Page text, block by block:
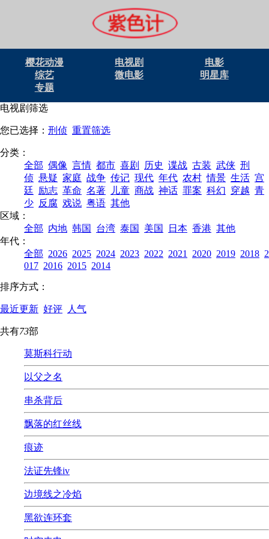
樱花动漫 电视剧
电影
综艺
微电影
明星库
专题
电视剧筛选
您已选择： 刑侦 重置筛选
分类：
全部 偶像 言情 都市 喜剧 历史 谍战 古装 武侠 刑
侦 悬疑 家庭 战争 传记 现代 年代 农村 情景 生活 宫
廷 励志 革命 名著 儿童 商战 神话 罪案 科幻 穿越 青
少 反腐 戏说 粤语 其他
区域：
全部 内地 韩国 台湾 泰国 美国 日本 香港 其他
年代：
全部 2026 2025 2024 2023 2022 2021 2020 2019 2018 2
017 2016 2015 2014
排序方式：
最近更新 好评 人气
共有73部
莫斯科行动
以父之名
串杀背后
飘落的红丝线
痕迹
法证先锋iv
边境线之冷焰
黑欲连环套